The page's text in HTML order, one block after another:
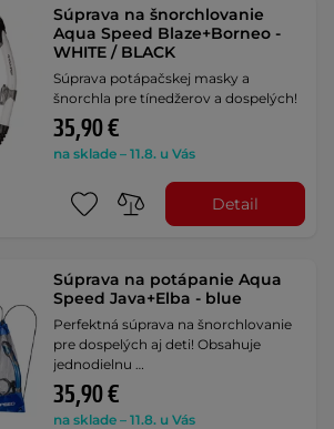
Súprava na šnorchlovanie
Aqua Speed Blaze+Borneo -
WHITE / BLACK
Súprava potápačskej masky a
šnorchla pre tínedžerov a dospelých!
35,90 €
na sklade – 11.8. u Vás
Detail
Súprava na potápanie Aqua
Speed Java+Elba - blue
Perfektná súprava na šnorchlovanie
pre dospelých aj deti! Obsahuje
jednodielnu …
35,90 €
na sklade – 11.8. u Vás